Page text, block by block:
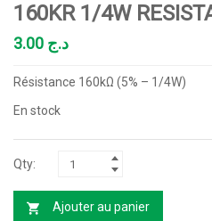
160KR 1/4W
د.ج
Résistance 160kΩ (5% – 1/4W)
En stock
Ajouter au panier